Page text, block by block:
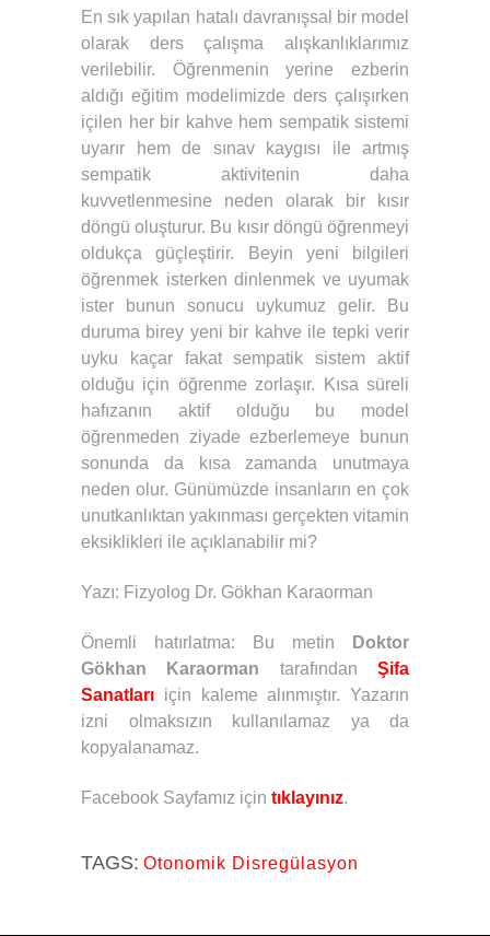
En sık yapılan hatalı davranışsal bir model
olarak ders çalışma alışkanlıklarımız
verilebilir. Öğrenmenin yerine ezberin
aldığı eğitim modelimizde ders çalışırken
içilen her bir kahve hem sempatik sistemi
uyarır hem de sınav kaygısı ile artmış
sempatik aktivitenin daha
kuvvetlenmesine neden olarak bir kısır
döngü oluşturur. Bu kısır döngü öğrenmeyi
oldukça güçleştirir. Beyin yeni bilgileri
öğrenmek isterken dinlenmek ve uyumak
ister bunun sonucu uykumuz gelir. Bu
duruma birey yeni bir kahve ile tepki verir
uyku kaçar fakat sempatik sistem aktif
olduğu için öğrenme zorlaşır. Kısa süreli
hafızanın aktif olduğu bu model
öğrenmeden ziyade ezberlemeye bunun
sonunda da kısa zamanda unutmaya
neden olur. Günümüzde insanların en çok
unutkanlıktan yakınması gerçekten vitamin
eksiklikleri ile açıklanabilir mi?
Yazı: Fizyolog Dr. Gökhan Karaorman
Önemli hatırlatma: Bu metin
Doktor
Gökhan Karaorman tarafındanŞifa
Sanatları için kaleme alınmıştır. Yazarın
izni olmaksızın kullanılamaz ya da
kopyalanamaz.
Facebook Sayfamız için tıklayınız.
TAGS: Otonomik Disregülasyon